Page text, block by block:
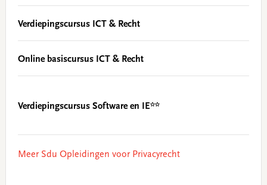
Verdiepingscursus ICT & Recht
Online basiscursus ICT & Recht
Verdiepingscursus Software en IE**
Meer Sdu Opleidingen voor Privacyrecht